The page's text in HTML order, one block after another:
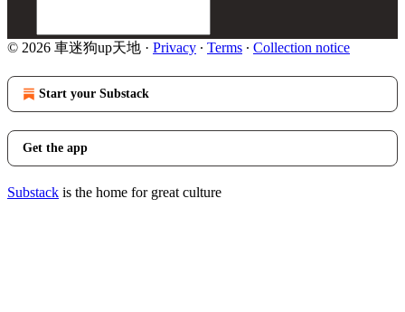
© 2026 車迷狗up天地 · Privacy ∙ Terms ∙ Collection notice
Start your Substack
Get the app
Substack is the home for great culture